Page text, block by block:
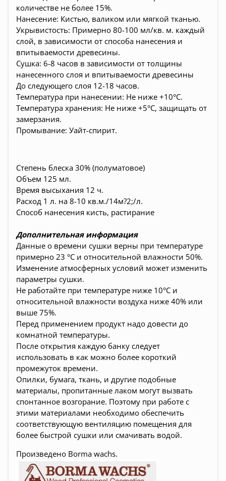
количестве не более 15%.
Нанесение: Кистью, валиком или мягкой тканью.
Укрывистость: Примерно 80-100 мл/кв. м. каждый
слой, в зависимости от способа нанесения и
впитываемости древесины.
Сушка: 6-8 часов в зависимости от толщины
нанесенного слоя и впитываемости древесины
До следующего слоя 12-18 часов.
Температура при нанесении: Не ниже +10°С.
Температура хранения: Не ниже +5°С, защищать от
замерзания.
Промывание: Уайт-спирит.
Степень блеска 30% (полуматовое)
Объем 125 мл.
Время высыхания 12 ч.
Расход 1 л. на 8-10 кв.м./14м?2;/л.
Способ нанесения кисть, растирание
Дополнительная информация
Данные о времени сушки верны при температуре
примерно 23 °С и относительной влажности 50%.
Изменение атмосферных условий может изменить
параметры сушки.
Не работайте при температуре ниже 10°С и
относительной влажности воздуха ниже 40% или
выше 75%.
Перед применением продукт надо довести до
комнатной температуры.
После открытия каждую банку следует
использовать в как можно более короткий
промежуток времени.
Опилки, бумага, ткань, и другие подобные
материалы, пропитанные лаком могут вызвать
спонтанное возгорание. Поэтому при работе с
этими материалами необходимо обеспечить
соответствующую вентиляцию помещения для
более быстрой сушки или смачивать водой.
Произведено Borma wachs.